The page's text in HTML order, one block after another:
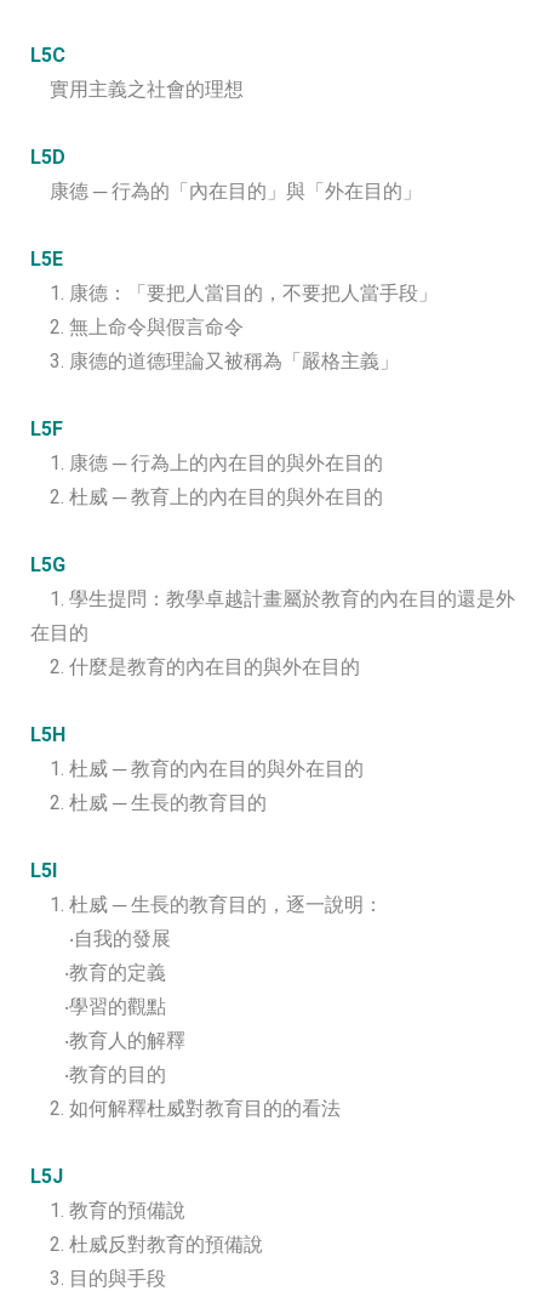
L5C
實用主義之社會的理想
L5D
康德 ─ 行為的「內在目的」與「外在目的」
L5E
1. 康德：「要把人當目的，不要把人當手段」
2. 無上命令與假言命令
3. 康德的道德理論又被稱為「嚴格主義」
L5F
1. 康德 ─ 行為上的內在目的與外在目的
2. 杜威 ─ 教育上的內在目的與外在目的
L5G
1. 學生提問：教學卓越計畫屬於教育的內在目的還是外
在目的
2. 什麼是教育的內在目的與外在目的
L5H
1. 杜威 ─ 教育的內在目的與外在目的
2. 杜威 ─ 生長的教育目的
L5I
1. 杜威 ─ 生長的教育目的，逐一說明：
‧自我的發展
‧教育的定義
‧學習的觀點
‧教育人的解釋
‧教育的目的
2. 如何解釋杜威對教育目的的看法
L5J
1. 教育的預備說
2. 杜威反對教育的預備說
3. 目的與手段